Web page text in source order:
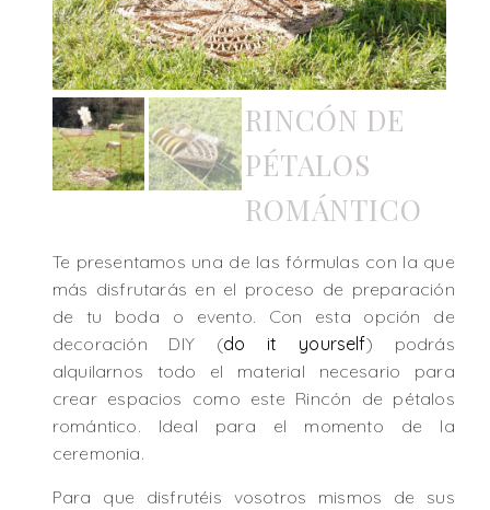
RINCÓN DE
PÉTALOS
ROMÁNTICO
Te presentamos una de las fórmulas con la que
más disfrutarás en el proceso de preparación
de tu boda o evento. Con esta opción de
decoración DIY (do it yourself) podrás
alquilarnos todo el material necesario para
crear espacios como este Rincón de pétalos
romántico. Ideal para el momento de la
ceremonia.
Para que disfrutéis vosotros mismos de sus